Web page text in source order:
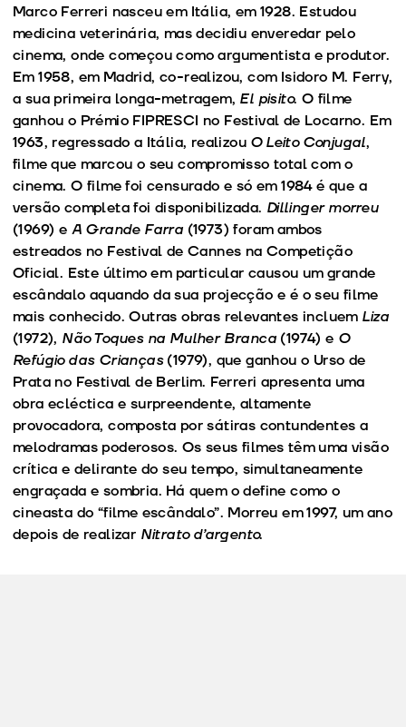
Marco Ferreri nasceu em Itália, em 1928. Estudou
medicina veterinária, mas decidiu enveredar pelo
cinema, onde começou como argumentista e produtor.
Em 1958, em Madrid, co-realizou, com Isidoro M. Ferry,
a sua primeira longa-metragem, El pisito. O filme
ganhou o Prémio FIPRESCI no Festival de Locarno. Em
1963, regressado a Itália, realizou O Leito Conjugal,
filme que marcou o seu compromisso total com o
cinema. O filme foi censurado e só em 1984 é que a
versão completa foi disponibilizada. Dillinger morreu
(1969) e A Grande Farra (1973) foram ambos
estreados no Festival de Cannes na Competição
Oficial. Este último em particular causou um grande
escândalo aquando da sua projecção e é o seu filme
mais conhecido. Outras obras relevantes incluemLiza
(1972), Não Toques na Mulher Branca (1974) e O
Refúgio das Crianças(1979), que ganhou o Urso de
Prata no Festival de Berlim. Ferreri apresenta uma
obra ecléctica e surpreendente, altamente
provocadora, composta por sátiras contundentes a
melodramas poderosos. Os seus filmes têm uma visão
crítica e delirante do seu tempo, simultaneamente
engraçada e sombria. Há quem o define como o
cineasta do “filme escândalo”. Morreu em 1997, um ano
depois de realizar Nitrato d’argento.